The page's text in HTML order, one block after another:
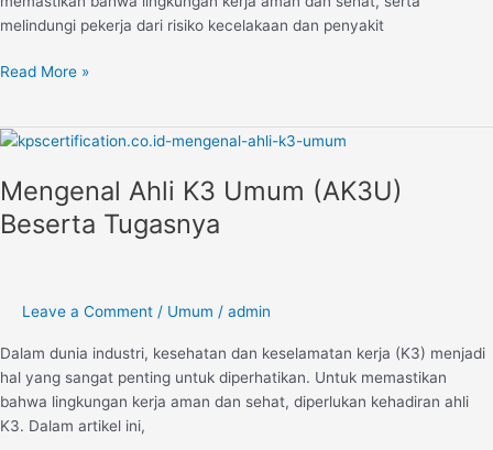
melindungi pekerja dari risiko kecelakaan dan penyakit
Read More »
Mengenal Ahli K3 Umum (AK3U)
Beserta Tugasnya
Leave a Comment / Umum / admin
Dalam dunia industri, kesehatan dan keselamatan kerja (K3) menjadi
hal yang sangat penting untuk diperhatikan. Untuk memastikan
bahwa lingkungan kerja aman dan sehat, diperlukan kehadiran ahli
K3. Dalam artikel ini,
Mengenal
K3
Umum
(AK3U)